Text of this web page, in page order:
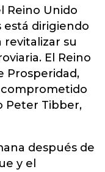
Reino Unido
está dirigiendo
revitalizar su
El Reino
Prosperidad,
comprometido
Peter Tibber,
después de
y el